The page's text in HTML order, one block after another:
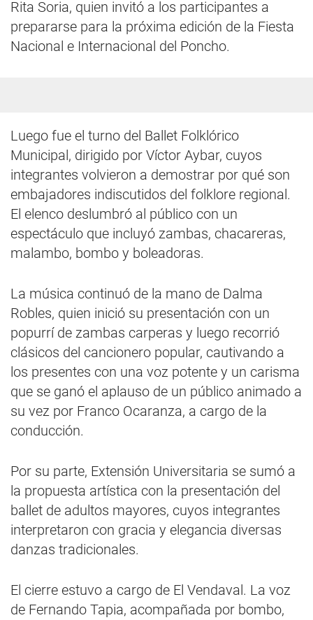
Rita Soria, quien invitó a los participantes a
prepararse para la próxima edición de la Fiesta
Nacional e Internacional del Poncho.
Luego fue el turno del Ballet Folklórico
Municipal, dirigido por Víctor Aybar, cuyos
integrantes volvieron a demostrar por qué son
embajadores indiscutidos del folklore regional.
El elenco deslumbró al público con un
espectáculo que incluyó zambas, chacareras,
malambo, bombo y boleadoras.
La música continuó de la mano de Dalma
Robles, quien inició su presentación con un
popurrí de zambas carperas y luego recorrió
clásicos del cancionero popular, cautivando a
los presentes con una voz potente y un carisma
que se ganó el aplauso de un público animado a
su vez por Franco Ocaranza, a cargo de la
conducción.
Por su parte, Extensión Universitaria se sumó a
la propuesta artística con la presentación del
ballet de adultos mayores, cuyos integrantes
interpretaron con gracia y elegancia diversas
danzas tradicionales.
El cierre estuvo a cargo de El Vendaval. La voz
de Fernando Tapia, acompañada por bombo,